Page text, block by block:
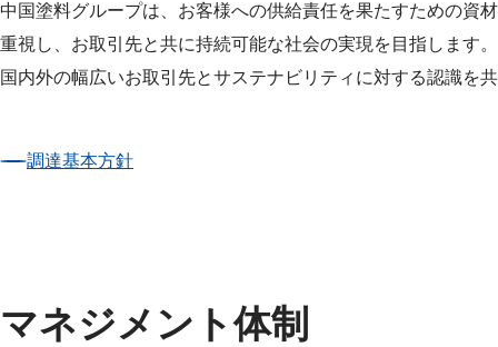
中国塗料グループは、お客様への供給責任を果たすための資
重視し、お取引先と共に持続可能な社会の実現を目指します
国内外の幅広いお取引先とサステナビリティに対する認識を
調達基本方針
マネジメント体制